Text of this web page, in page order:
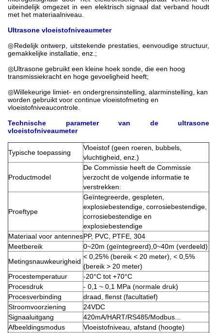
uiteindelijk omgezet in een elektrisch signaal dat verband houdt
met het materiaalniveau.
Ultrasone vloeistofniveaumeter
◎Redelijk ontwerp, uitstekende prestaties, eenvoudige structuur,
gemakkelijke installatie, enz.;
◎Ultrasone gebruikt een kleine hoek sonde, die een hoog
transmissiekracht en hoge gevoeligheid heeft;
◎Willekeurige limiet- en ondergrensinstelling, alarminstelling, kan
worden gebruikt voor continue vloeistofmeting en
vloeistofniveaucontrole.
Technische parameter van de ultrasone
vloeistofniveaumeter
Typische toepassing
Vloeistof (geen roeren, bubbels,
vluchtigheid, enz.)
Productmodel
De Commissie heeft de Commissie
verzocht de volgende informatie te
verstrekken:
Proeftype
Geïntegreerde, gespleten,
explosiebestendige, corrosiebestendige,
corrosiebestendige en
explosiebestendige
Materiaal voor antennesPP, PVC, PTFE, 304
Meetbereik
0~20m (geïntegreerd),0~40m (verdeeld)
Metingsnauwkeurigheid
< 0,25% (bereik < 20 meter), < 0,5%
(bereik > 20 meter)
Procestemperatuur
-20°C tot +70°C
Procesdruk
- 0,1 ~ 0,1 MPa (normale druk)
Procesverbinding
draad, flenst (facultatief)
Stroomvoorziening
24VDC
Signaaluitgang
420mA/HART/RS485/Modbus...
Afbeeldingsmodus
Vloeistofniveau, afstand (hoogte)